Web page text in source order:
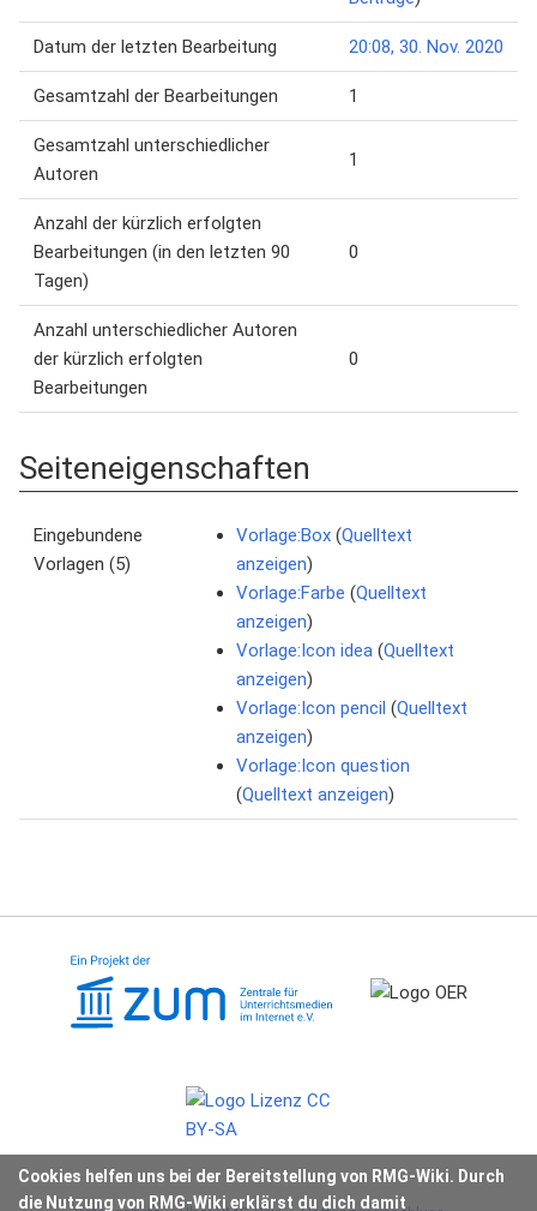
Datum der letzten Bearbeitung 20:08, 30. Nov. 2020
Gesamtzahl der Bearbeitungen 1
Gesamtzahl unterschiedlicher
Autoren
1
Anzahl der kürzlich erfolgten
Bearbeitungen (in den letzten 90
Tagen)
0
Anzahl unterschiedlicher Autoren
der kürzlich erfolgten
Bearbeitungen
0
Seiteneigenschaften
Eingebundene
Vorlagen (5)
Vorlage:Box (Quelltext
anzeigen)
Vorlage:Farbe (Quelltext
anzeigen)
Vorlage:Icon idea (Quelltext
anzeigen)
Vorlage:Icon pencil (Quelltext
anzeigen)
Vorlage:Icon question
(Quelltext anzeigen)
Cookies helfen uns bei der Bereitstellung von RMG-Wiki. Durch
die Nutzung von RMG-Wiki erklärst du dich damit